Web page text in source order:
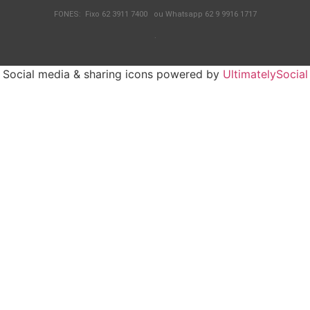
FONES: Fixo 62 3911 7400 ou Whatsapp 62 9 9916 1717
.
Social media & sharing icons powered by UltimatelySocial